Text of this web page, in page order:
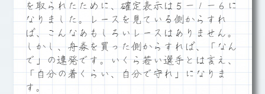
を取られたために、確定表示は５－１－６に
なりました。レースを見ている側からすれ
ば、こんなあもしろいレースはありません。
しかし、舟券を買った側からすれば、「なん
で」の連発です。いくら若い選手とは言え、
「自分の着くらい、自分で守れ」になりま
す。